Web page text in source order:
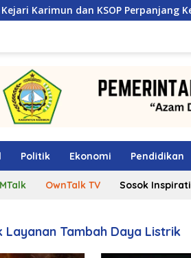
KSOP Perpanjang Kerja Sama,
Politik Ekonomi Pendidikan
OwnTalk TV Sosok
Layanan Tambah Daya Listrik